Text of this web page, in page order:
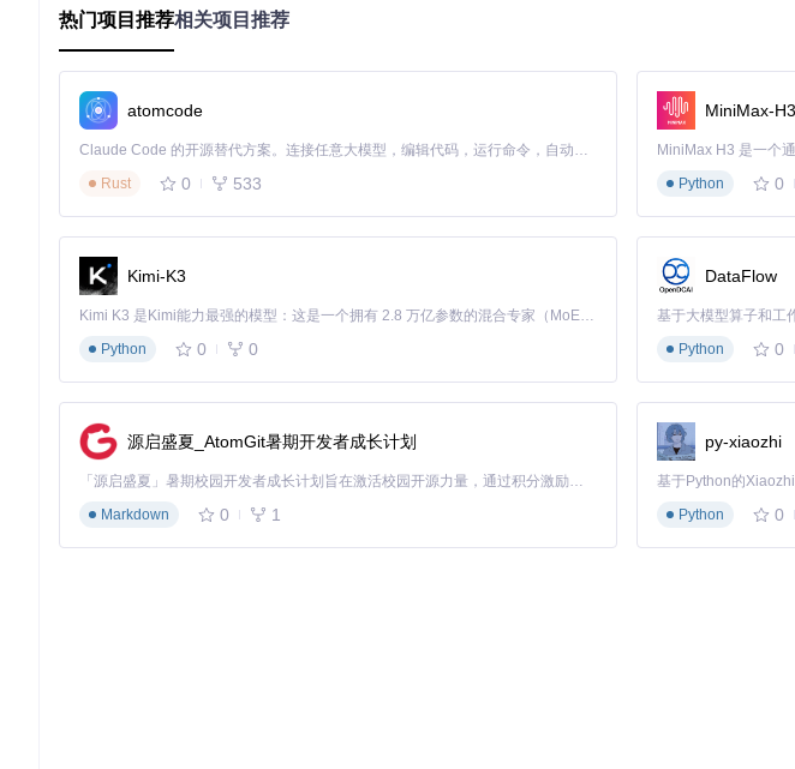
你是否遇到过流程文档晦涩难懂的问题？试试用水平分支模板重新梳理SOP，将每个操作步骤转化
提升流程可读性。
贝塞尔曲线分支：创意构思的有机延伸
适合非结构化的灵感捕捉与关联思考。
![Freeplane模板 创意构思贝塞尔曲线布局](https://raw.gitcode.com/gh_mirrors/fr/Freeplane-
c1a114def2d/模板（Template）/Seekladoom/预览图（Preview Pictures）/贝赛尔曲线分支+深蓝
实战小贴士：使用曲线分支时，可通过调整线条曲率来表达概念间的关联强度，曲率越小表示关
模板应用全景：从日常任务到专业场景
Freeplane模板的价值不仅在于提供美观的布局，更在于其针对不同应用场景的专业优化。以下是
中发挥最大效能。
适用场景 推荐模板
效果特点
稳重V2左右双向
热门项目推荐相关项目推荐
atomcode
Claude Code 的开源替代方案。连接任意大模型，编辑代码，运行命令，自动验证 — 全自动执行。用 Rust 构建，极致性能。 ｜ An open-source alternative to Claude Code. Connect any LLM, edit code, run commands, and verify changes — autonomously. Built in Rust for speed. Get Started
Rust
0 533
MiniMax-H3
Python
0
Kimi-K3
Kimi K3 是Kimi能力最强的模型：这是一个拥有 2.8 万亿参数的混合专家（MoE）模型，具备原生视觉理解能力，并支持 100 万 token 的上下文窗口。
Python
0 0
DataFlow
基于大模型算子和工
Python
0
源启盛夏_AtomGit暑期开发者成长计划
「源启盛夏」暑期校园开发者成长计划旨在激活校园开源力量，通过积分激励、认证扶持、资源倾斜等形式，引导高校组织和开发者完成「入驻 — 建项目 — 做贡献 — 获认证 — 得资源」的完整闭环。无论你是想带领社团入驻平台的组织者，还是希望用代码贡献证明自己的开发者，都能在这里找到属于你的成长路径。
Markdown
0 1
py-xiaozhi
Python
0